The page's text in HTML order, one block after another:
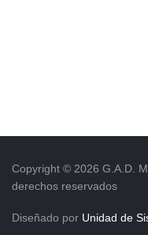
Copyright © 2026 G.A.D.
derechos reservados
Diseñado por Unidad de